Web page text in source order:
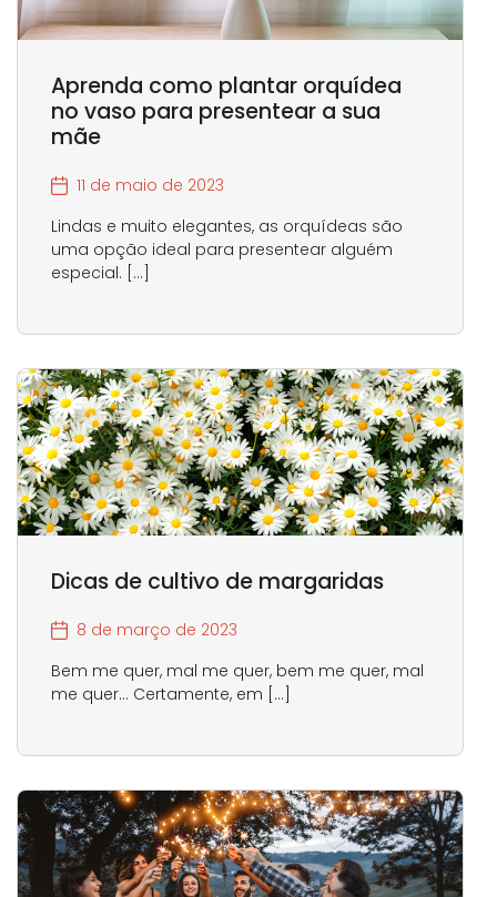
Aprenda como plantar orquídea
no vaso para presentear a sua
mãe
11 de maio de 2023
Lindas e muito elegantes, as orquídeas são
uma opção ideal para presentear alguém
especial. […]
Dicas de cultivo de margaridas
8 de março de 2023
Bem me quer, mal me quer, bem me quer, mal
me quer… Certamente, em […]